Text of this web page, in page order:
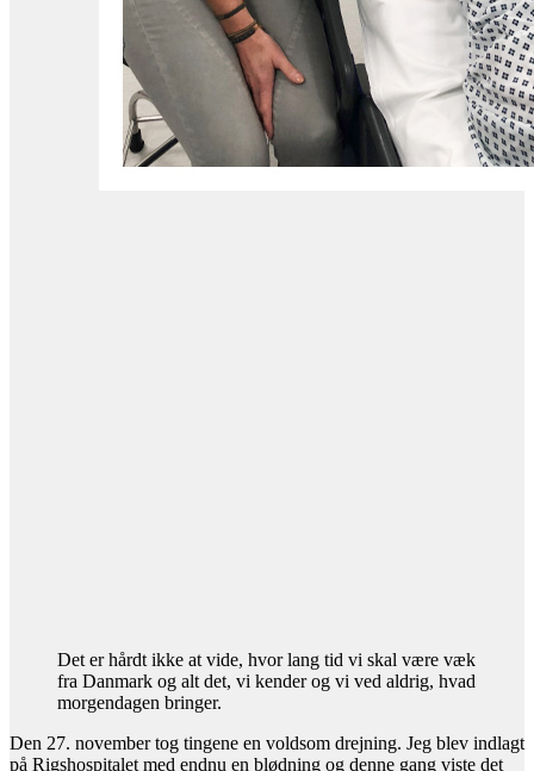
Det er hårdt ikke at vide, hvor lang tid vi skal være væk
fra Danmark og alt det, vi kender og vi ved aldrig, hvad
morgendagen bringer.
Den 27. november tog tingene en voldsom drejning. Jeg blev indlagt
på Rigshospitalet med endnu en blødning og denne gang viste det